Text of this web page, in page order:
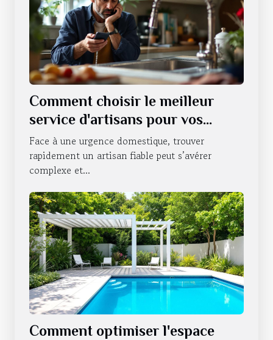
Comment choisir le meilleur
service d'artisans pour vos
urgences domestiques ?
Face à une urgence domestique, trouver
rapidement un artisan fiable peut s’avérer
complexe et...
Comment optimiser l'espace